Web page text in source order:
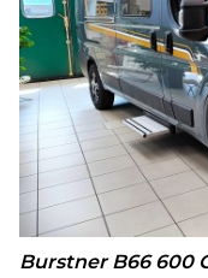
Burstner B66 600